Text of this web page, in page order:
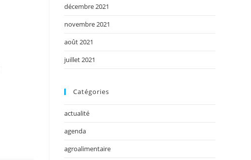
décembre 2021
novembre 2021
août 2021
juillet 2021
Catégories
actualité
agenda
agroalimentaire